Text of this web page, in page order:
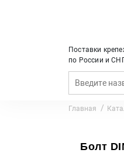
Поставки
по России и
Главная
Болт